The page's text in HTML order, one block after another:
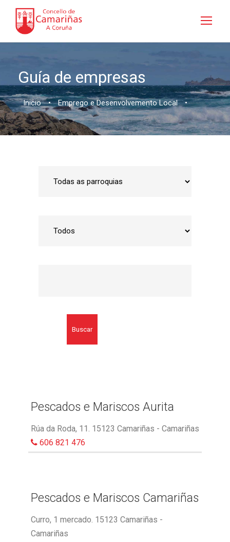
Guía de empresas
Inicio • Emprego e Desenvolvemento Local •
Buscar
Pescados e Mariscos Aurita
Rúa da Roda, 11. 15123 Camariñas - Camariñas
606 821 476
Pescados e Mariscos Camariñas
Curro, 1 mercado. 15123 Camariñas -
Camariñas